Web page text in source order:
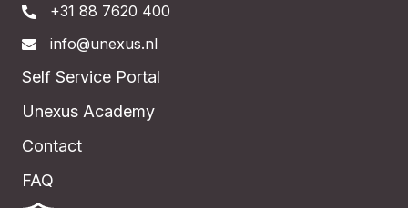
+31 88 7620 400
info@unexus.nl
Self Service Portal
Unexus Academy
Contact
FAQ